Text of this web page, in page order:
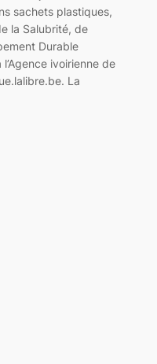
sachets plastiques,
la Salubrité, de
Durable
ivoirienne de
La